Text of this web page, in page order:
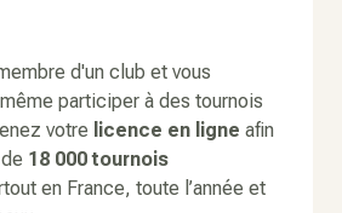
d'un club et vous
participer à des tournois
votre licence en ligne afin
18 000 tournois
en France, toute l’année et